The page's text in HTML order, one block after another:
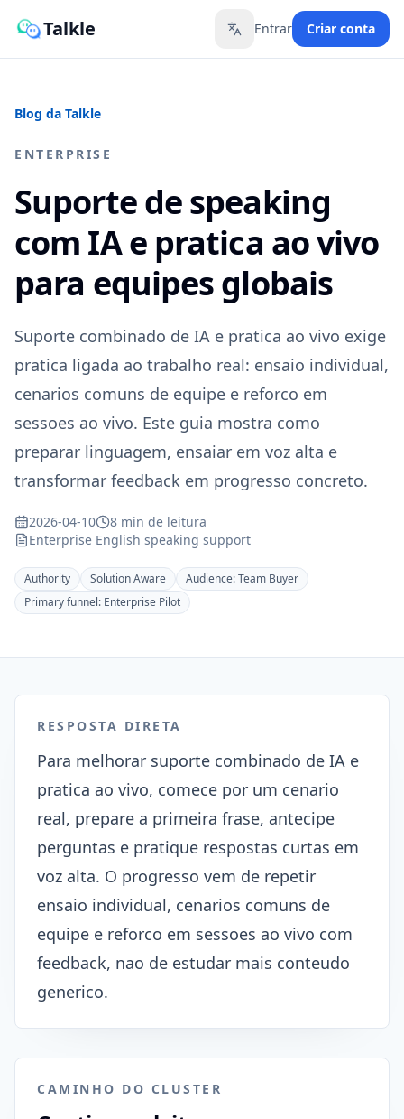
Talkle Toggle language
Entrar Criar conta
Blog da Talkle
ENTERPRISE
Suporte de speaking
com IA e pratica ao vivo
para equipes globais
Suporte combinado de IA e pratica ao vivo exige
pratica ligada ao trabalho real: ensaio individual,
cenarios comuns de equipe e reforco em
sessoes ao vivo. Este guia mostra como
preparar linguagem, ensaiar em voz alta e
transformar feedback em progresso concreto.
2026-04-10
8 min de leitura
Enterprise English speaking support
Authority Solution Aware Audience:Team Buyer
Primary funnel: Enterprise Pilot
RESPOSTA DIRETA
Para melhorar suporte combinado de IA e
pratica ao vivo, comece por um cenario
real, prepare a primeira frase, antecipe
perguntas e pratique respostas curtas em
voz alta. O progresso vem de repetir
ensaio individual, cenarios comuns de
equipe e reforco em sessoes ao vivo com
feedback, nao de estudar mais conteudo
generico.
CAMINHO DO CLUSTER